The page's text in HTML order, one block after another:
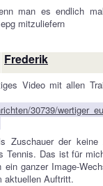
man es endlich
mitzuliefern
Frederik
Video mit allen
30739/
Zuschauer der keine
Tennis. Das ist für
ein ganzer Image-
aktuellen Auftritt.